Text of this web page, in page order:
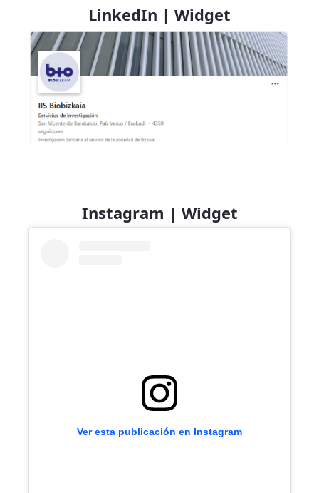
LinkedIn | Widget
Instagram | Widget
Ver esta publicación en Instagram